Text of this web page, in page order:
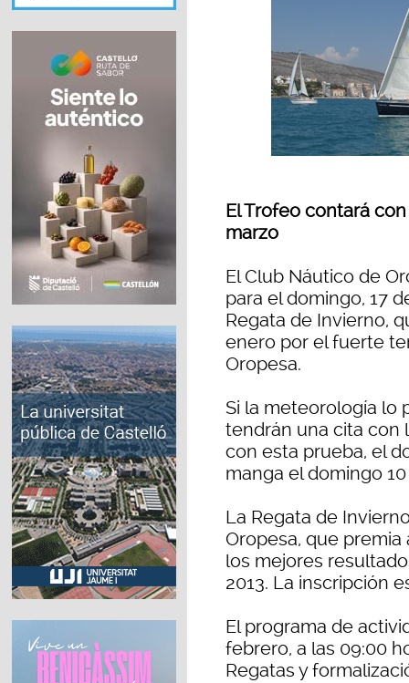
El Trofeo contará
marzo
El Club Náutico de
para el domingo, 17
Regata de Invierno,
enero por el fuerte
Oropesa.
Si la meteorología lo
tendrán una cita con
con esta prueba, el
manga el domingo
La Regata de
Oropesa, que
los mejores
2013. La inscripción
El programa de
febrero, a las 09:00
Regatas y